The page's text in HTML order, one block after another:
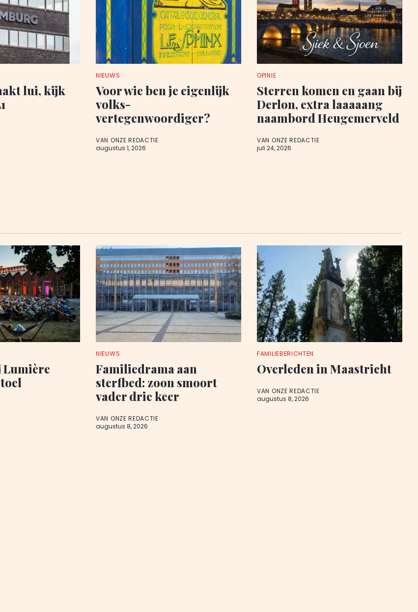
lui, kijk
NIEUWS
Voor wie ben je eigenlijk
volks-
vertegenwoordiger?
VAN ONZE REDACTIE
augustus 1, 2026
OPINIE
Sterren komen en gaan bij
Derlon, extra laaaaang
naambord Heugemerveld
VAN ONZE REDACTIE
juli 24, 2026
Lumière
NIEUWS
Familiedrama aan
sterfbed: zoon smoort
vader drie keer
VAN ONZE REDACTIE
augustus 8, 2026
FAMILIEBERICHTEN
Overleden in Maastricht
VAN ONZE REDACTIE
augustus 8, 2026